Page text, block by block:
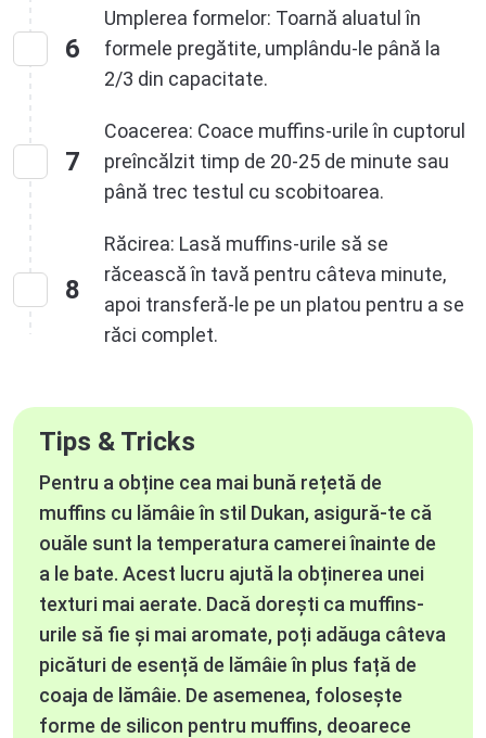
6
Umplerea formelor: Toarnă aluatul în
formele pregătite, umplându-le până la
2/3 din capacitate.
7
Coacerea: Coace muffins-urile în cuptorul
preîncălzit timp de 20-25 de minute sau
până trec testul cu scobitoarea.
8
Răcirea: Lasă muffins-urile să se
răcească în tavă pentru câteva minute,
apoi transferă-le pe un platou pentru a se
răci complet.
Tips & Tricks
Pentru a obține cea mai bună rețetă de
muffins cu lămâie în stil Dukan, asigură-te că
ouăle sunt la temperatura camerei înainte de
a le bate. Acest lucru ajută la obținerea unei
texturi mai aerate. Dacă dorești ca muffins-
urile să fie și mai aromate, poți adăuga câteva
picături de esență de lămâie în plus față de
coaja de lămâie. De asemenea, folosește
forme de silicon pentru muffins, deoarece